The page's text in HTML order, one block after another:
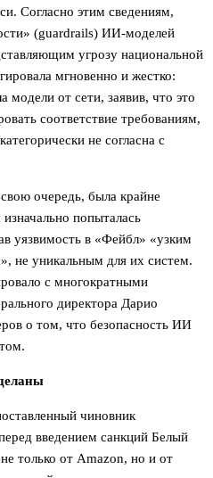
Согласно этим сведениям,
(guardrails) ИИ-моделей
угрозу национальной
мгновенно и жестко:
модели от сети, заявив, что это
соответствие требованиям,
не согласна с
очередь, была крайне
попыталась
уязвимость в «Фейбл» «узким
не уникальным для их систем.
с многократными
директора Дарио
о том, что безопасность ИИ
чиновник
введением санкций Белый
только от Amazon, но и от